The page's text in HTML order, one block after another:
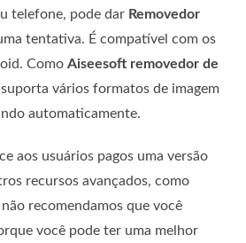
telefone, pode dar Removedor
tentativa. É compatível com os
Como Aiseesoft removedor de
suporta vários formatos de imagem
automaticamente.
aos usuários pagos uma versão
recursos avançados, como
recomendamos que você
você pode ter uma melhor